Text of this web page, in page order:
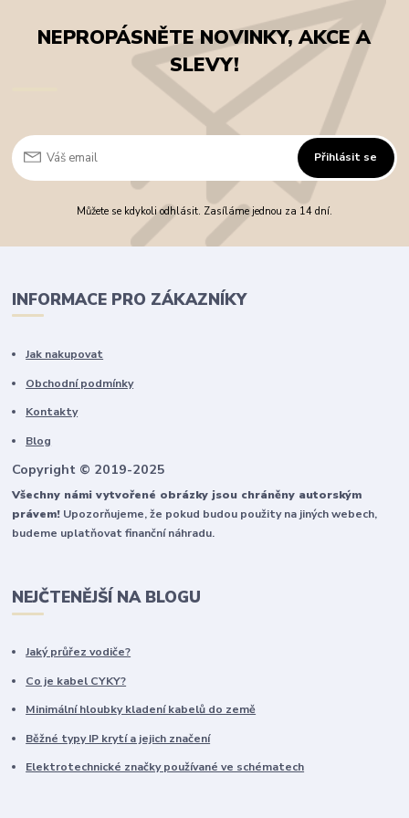
NEPROPÁSNĚTE NOVINKY, AKCE A
SLEVY!
Přihlásit se
Můžete se kdykoli odhlásit. Zasíláme jednou za 14 dní.
INFORMACE PRO ZÁKAZNÍKY
Jak nakupovat
Obchodní podmínky
Kontakty
Blog
Copyright © 2019-2025
Všechny námi vytvořené obrázky jsou chráněny autorským
právem! Upozorňujeme, že pokud budou použity na jiných webech,
budeme uplatňovat finanční náhradu.
NEJČTENĚJŠÍ NA BLOGU
Jaký průřez vodiče?
Co je kabel CYKY?
Minimální hloubky kladení kabelů do země
Běžné typy IP krytí a jejich značení
Elektrotechnické značky používané ve schématech